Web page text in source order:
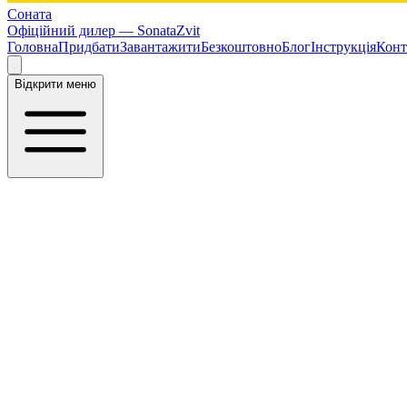
Соната
Офіційний дилер — SonataZvit
ГоловнаПридбатиЗавантажитиБезкоштовноБлогІнструкція
Відкрити меню